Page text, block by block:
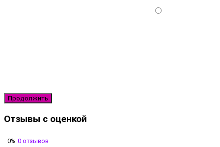
Продолжить
Отзывы с оценкой
0% 0 отзывов